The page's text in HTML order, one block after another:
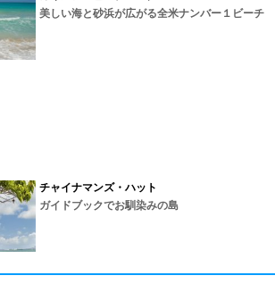
美しい海と砂浜が広がる全米ナンバー１ビーチ
チャイナマンズ・ハット
ガイドブックでお馴染みの島